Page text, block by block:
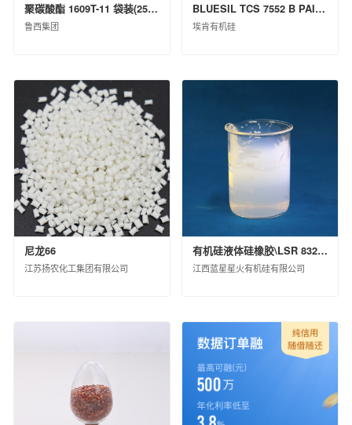
中昊（大连）化工研究设计院有限公司
中蓝国际化工有限公司
淮安骏盛新能源科技有限公司
中化医药有限公司
中化石化销售有限公司
中化石油销售有限公司
中昊黑元化工研究设计院有限公司
沈阳石蜡化工有限公司
河北日新化工有限公司
安道麦（北京）农业技术有限公司
杭州水处理技术研究开发中心有限公司
中蓝长化工程科技有限公司
中化环境水务（北京）有限公司
兰州蓝星清洗有限公司
宿迁化雨环保有限公司
聚碳酸酯 1609T-11 袋装(25kg)
鲁西集团
BLUESIL TCS 7552 B PAIL P 20KG
埃肯有机硅
尼龙66
江苏扬农化工集团有限公司
有机硅液体硅橡胶\LSR 8320 H B\桶装(KG)\200
江西蓝星星火有机硅有限公司